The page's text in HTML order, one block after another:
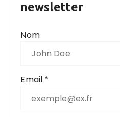
newsletter
Nom
Email *